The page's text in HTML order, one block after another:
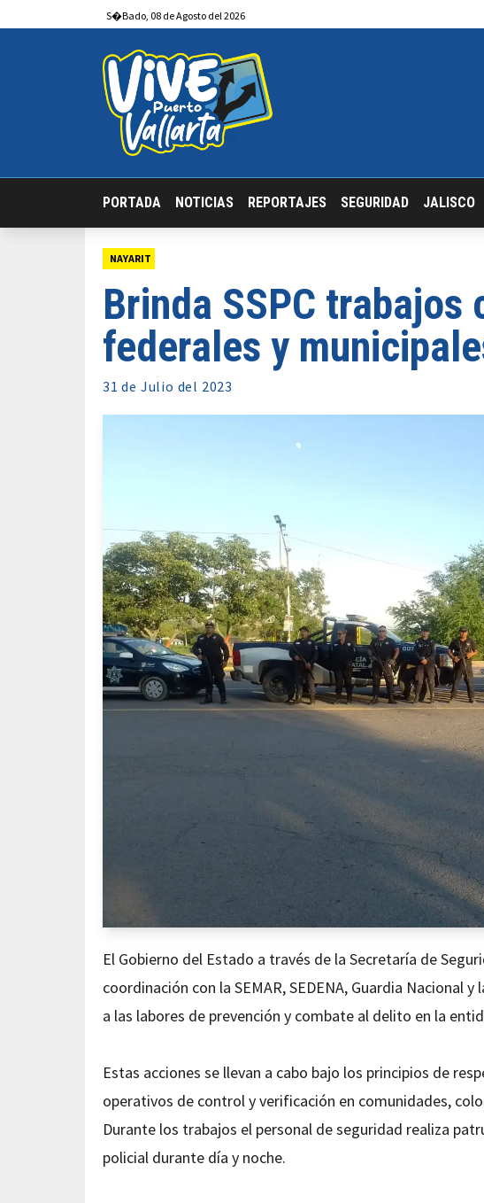
S�bado, 08 deAgosto del 2026
PORTADA NOTICIAS REPORTAJES SEGURIDAD JALISCO
NAYARIT
Brinda SSPC trabajos
federales y
31 de Julio del 2023
El Gobierno del Estado a través de la Secretaría de
coordinación con la SEMAR, SEDENA, Guardia Nacional
a las labores de prevención y combate al delito en la
Estas acciones se llevan a cabo bajo los principios de
operativos de control y verificación en comunidades,
Durante los trabajos el personal de seguridad realiza
policial durante día y noche.